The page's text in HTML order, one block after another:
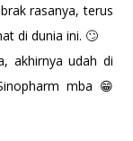
rasanya, terus
di dunia ini. 🙄
akhirnya udah di
mba 😁